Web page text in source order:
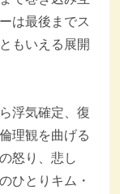
は最後までス
もいえる展開
浮気確定、復
理観を曲げる
怒り、悲し
ひとりキム・